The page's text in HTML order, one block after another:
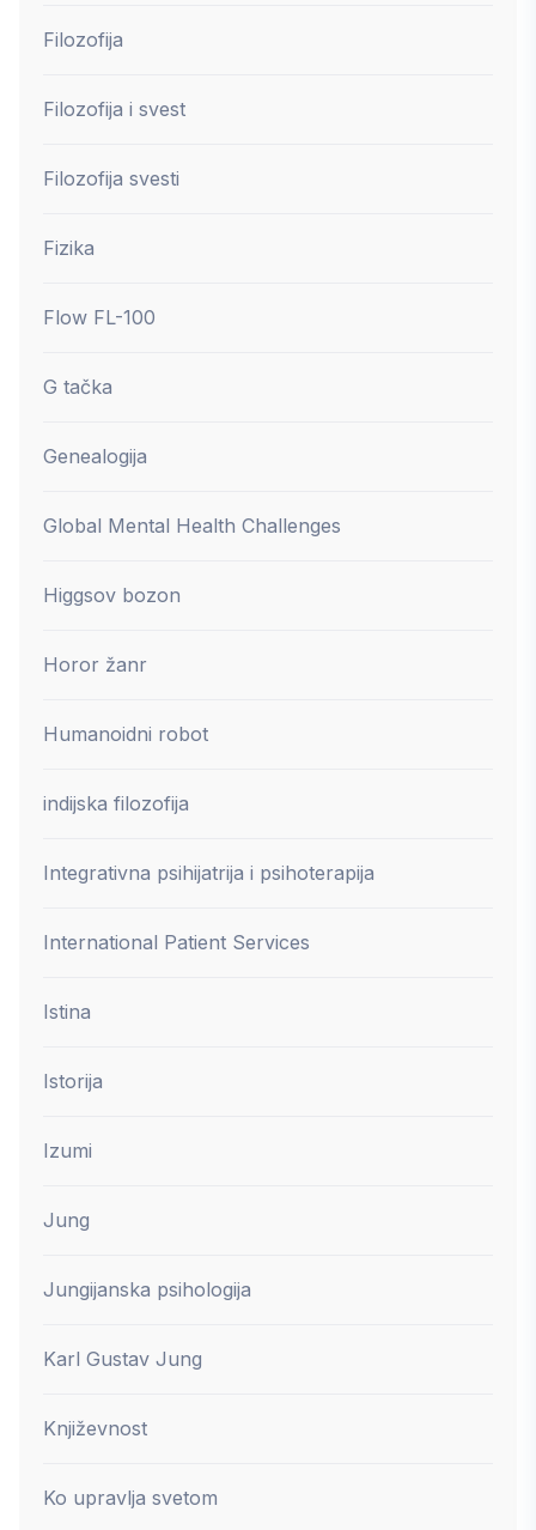
Filozofija
Filozofija i svest
Filozofija svesti
Fizika
Flow FL-100
G tačka
Genealogija
Global Mental Health Challenges
Higgsov bozon
Horor žanr
Humanoidni robot
indijska filozofija
Integrativna psihijatrija i psihoterapija
International Patient Services
Istina
Istorija
Izumi
Jung
Jungijanska psihologija
Karl Gustav Jung
Književnost
Ko upravlja svetom